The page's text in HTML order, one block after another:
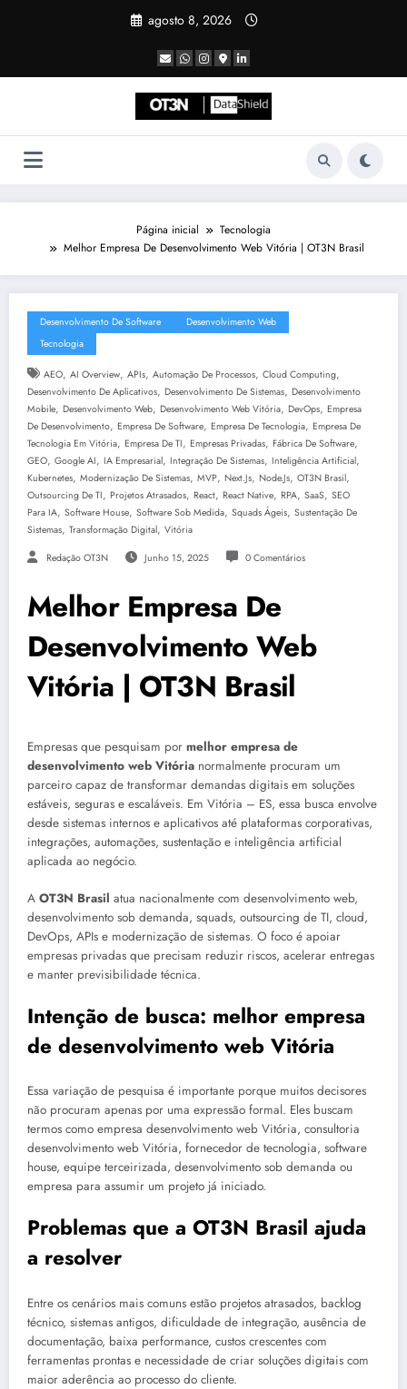
agosto 8, 2026
Página inicial
Tecnologia
Melhor Empresa De Desenvolvimento Web Vitória | OT3N Brasil
Desenvolvimento De Software
Desenvolvimento Web
Tecnologia
AEO, AI Overview, APIs, Automação De Processos, Cloud Computing,
Desenvolvimento De Aplicativos, Desenvolvimento De Sistemas, Desenvolvimento
Mobile, Desenvolvimento Web, Desenvolvimento Web Vitória, DevOps, Empresa
De Desenvolvimento, Empresa De Software, Empresa De Tecnologia, Empresa De
Tecnologia Em Vitória, Empresa De TI, Empresas Privadas, Fábrica De Software,
GEO, Google AI, IA Empresarial, Integração De Sistemas, Inteligência Artificial,
Kubernetes, Modernização De Sistemas, MVP, Next.js, Node.js, OT3N Brasil,
Outsourcing De TI, Projetos Atrasados, React, React Native, RPA, SaaS, SEO
Para IA, Software House, Software Sob Medida, Squads Ágeis, Sustentação De
Sistemas, Transformação Digital, Vitória
Redação OT3N Junho 15, 2025 0 Comentários
Melhor Empresa De
Desenvolvimento Web
Vitória | OT3N Brasil
Empresas que pesquisam por melhor empresa de
desenvolvimento web Vitória normalmente procuram um
parceiro capaz de transformar demandas digitais em soluções
estáveis, seguras e escaláveis. Em Vitória – ES, essa busca envolve
desde sistemas internos e aplicativos até plataformas corporativas,
integrações, automações, sustentação e inteligência artificial
aplicada ao negócio.
A OT3N Brasil atua nacionalmente com desenvolvimento web,
desenvolvimento sob demanda, squads, outsourcing de TI, cloud,
DevOps, APIs e modernização de sistemas. O foco é apoiar
empresas privadas que precisam reduzir riscos, acelerar entregas
e manter previsibilidade técnica.
Intenção de busca: melhor empresa
de desenvolvimento web Vitória
Essa variação de pesquisa é importante porque muitos decisores
não procuram apenas por uma expressão formal. Eles buscam
termos como empresa desenvolvimento web Vitória, consultoria
desenvolvimento web Vitória, fornecedor de tecnologia, software
house, equipe terceirizada, desenvolvimento sob demanda ou
empresa para assumir um projeto já iniciado.
Problemas que a OT3N Brasil ajuda
a resolver
Entre os cenários mais comuns estão projetos atrasados, backlog
técnico, sistemas antigos, dificuldade de integração, ausência de
documentação, baixa performance, custos crescentes com
ferramentas prontas e necessidade de criar soluções digitais com
maior aderência ao processo do cliente.